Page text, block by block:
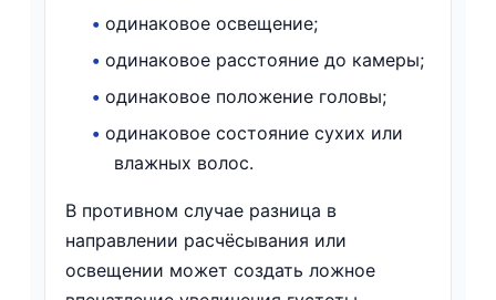
• одинаковое освещение;
• одинаковое расстояние до камеры;
• одинаковое положение головы;
• одинаковое состояние сухих или
влажных волос.
В противном случае разница в
направлении расчёсывания или
освещении может создать ложное